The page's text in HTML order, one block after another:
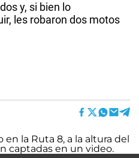
y, si bien lo
les robaron dos motos